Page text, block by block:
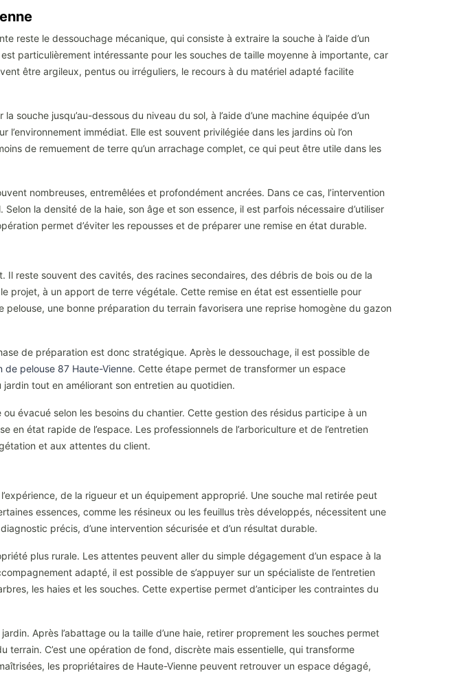
reste le dessouchage mécanique, qui consiste à extraire la souche à l’aide d’un
particulièrement intéressante pour les souches de taille moyenne à importante, car
être argileux, pentus ou irréguliers, le recours à du matériel adapté facilite
jusqu’au-dessous du niveau du sol, à l’aide d’une machine équipée d’un
immédiat. Elle est souvent privilégiée dans les jardins où l’on
de remuement de terre qu’un arrachage complet, ce qui peut être utile dans les
nombreuses, entremêlées et profondément ancrées. Dans ce cas, l’intervention
la densité de la haie, son âge et son essence, il est parfois nécessaire d’utiliser
permet d’éviter les repousses et de préparer une remise en état durable.
reste souvent des cavités, des racines secondaires, des débris de bois ou de la
projet, à un apport de terre végétale. Cette remise en état est essentielle pour
une bonne préparation du terrain favorisera une reprise homogène du gazon
de préparation est donc stratégique. Après le dessouchage, il est possible de
de pelouse 87 Haute-Vienne. Cette étape permet de transformer un espace
tout en améliorant son entretien au quotidien.
évacué selon les besoins du chantier. Cette gestion des résidus participe à un
état rapide de l’espace. Les professionnels de l’arboriculture et de l’entretien
et aux attentes du client.
de la rigueur et un équipement approprié. Une souche mal retirée peut
essences, comme les résineux ou les feuillus très développés, nécessitent une
précis, d’une intervention sécurisée et d’un résultat durable.
plus rurale. Les attentes peuvent aller du simple dégagement d’un espace à la
adapté, il est possible de s’appuyer sur un spécialiste de l’entretien
les haies et les souches. Cette expertise permet d’anticiper les contraintes du
Après l’abattage ou la taille d’une haie, retirer proprement les souches permet
terrain. C’est une opération de fond, discrète mais essentielle, qui transforme
les propriétaires de Haute-Vienne peuvent retrouver un espace dégagé,